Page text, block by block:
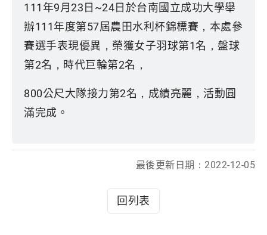
111年9月23日~24日於台南國立成功大學舉
辦111年度第57屆農田水利杯錦標賽，本處參
賽選手表現優異，榮獲女子羽球第1名，盤球
第2名，時代巨輪第2名，
800公尺大隊接力第2名，成績亮麗，活動圓
滿完成。
最後更新日期： 2022-12-05
回列表